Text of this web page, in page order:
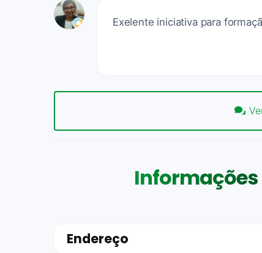
Exelente iniciativa para
Informações
Endereço